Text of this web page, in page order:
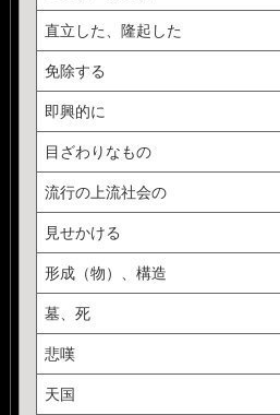
直立した、隆起した
免除する
即興的に
目ざわりなもの
流行の上流社会の
見せかける
形成（物）、構造
墓、死
悲嘆
天国